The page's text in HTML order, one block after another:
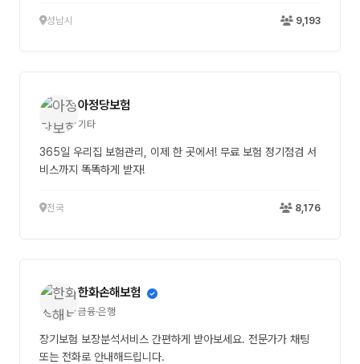
성남시 9,193
아정당보험
기타
365일 우리집 보험관리, 이제 한 곳에서! 무료 보험 정기점검 서
비스까지 똑똑하게 받자!
전국 8,176
한화손해보험
금융·은행
장기보험 보장분석서비스 간편하게 받아보세요. 전문가가 채팅
또는 전화로 안내해드립니다.